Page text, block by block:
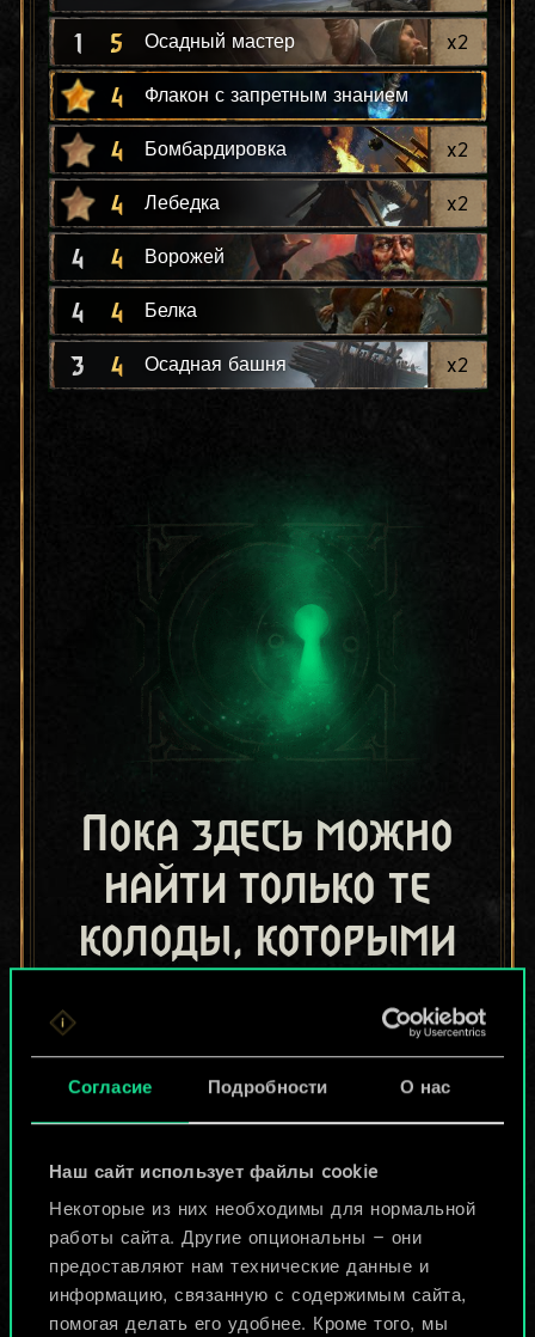
Согласие Подробности О нас
Наш сайт использует файлы cookie
Некоторые из них необходимы для нормальной
работы сайта. Другие опциональны — они
предоставляют нам технические данные и
информацию, связанную с содержимым сайта,
помогая делать его удобнее. Кроме того, мы
1 5 Осадный мастер x2
4 Флакон с запретным знанием
4 Бомбардировка x2
4 Лебедка x2
4 4 Ворожей
4 4 Белка
3 4 Осадная башня x2
Пока здесь можно
найти только те
колоды, которыми
игроки.
Но их может быть
Назвать колоду и описать её
Изменить колоду